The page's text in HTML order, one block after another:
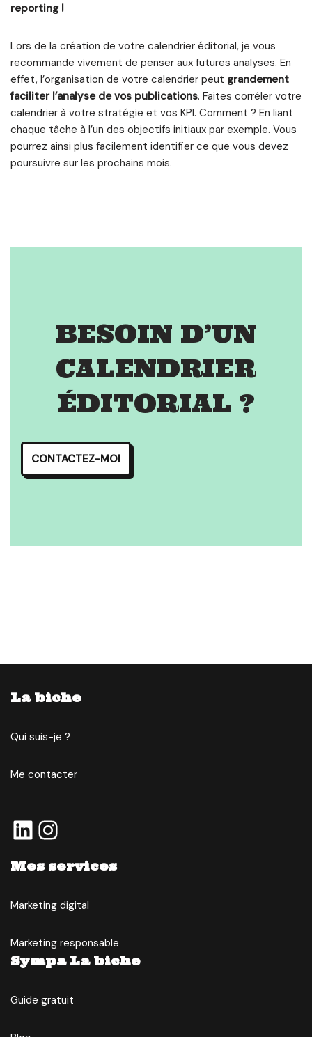
reporting !
Lors de la création de votre calendrier éditorial, je vous
recommande vivement de penser aux futures analyses. En
effet, l’organisation de votre calendrier peut grandement
faciliter l’analyse de vos publications. Faites corréler votre
calendrier à votre stratégie et vos KPI. Comment ? En liant
chaque tâche à l’un des objectifs initiaux par exemple. Vous
pourrez ainsi plus facilement identifier ce que vous devez
poursuivre sur les prochains mois.
BESOIN D’UN
CALENDRIER
ÉDITORIAL ?
CONTACTEZ-MOI
La biche
Qui suis-je ?
Me contacter
Mes services
Marketing digital
Marketing responsable
Sympa La biche
Guide gratuit